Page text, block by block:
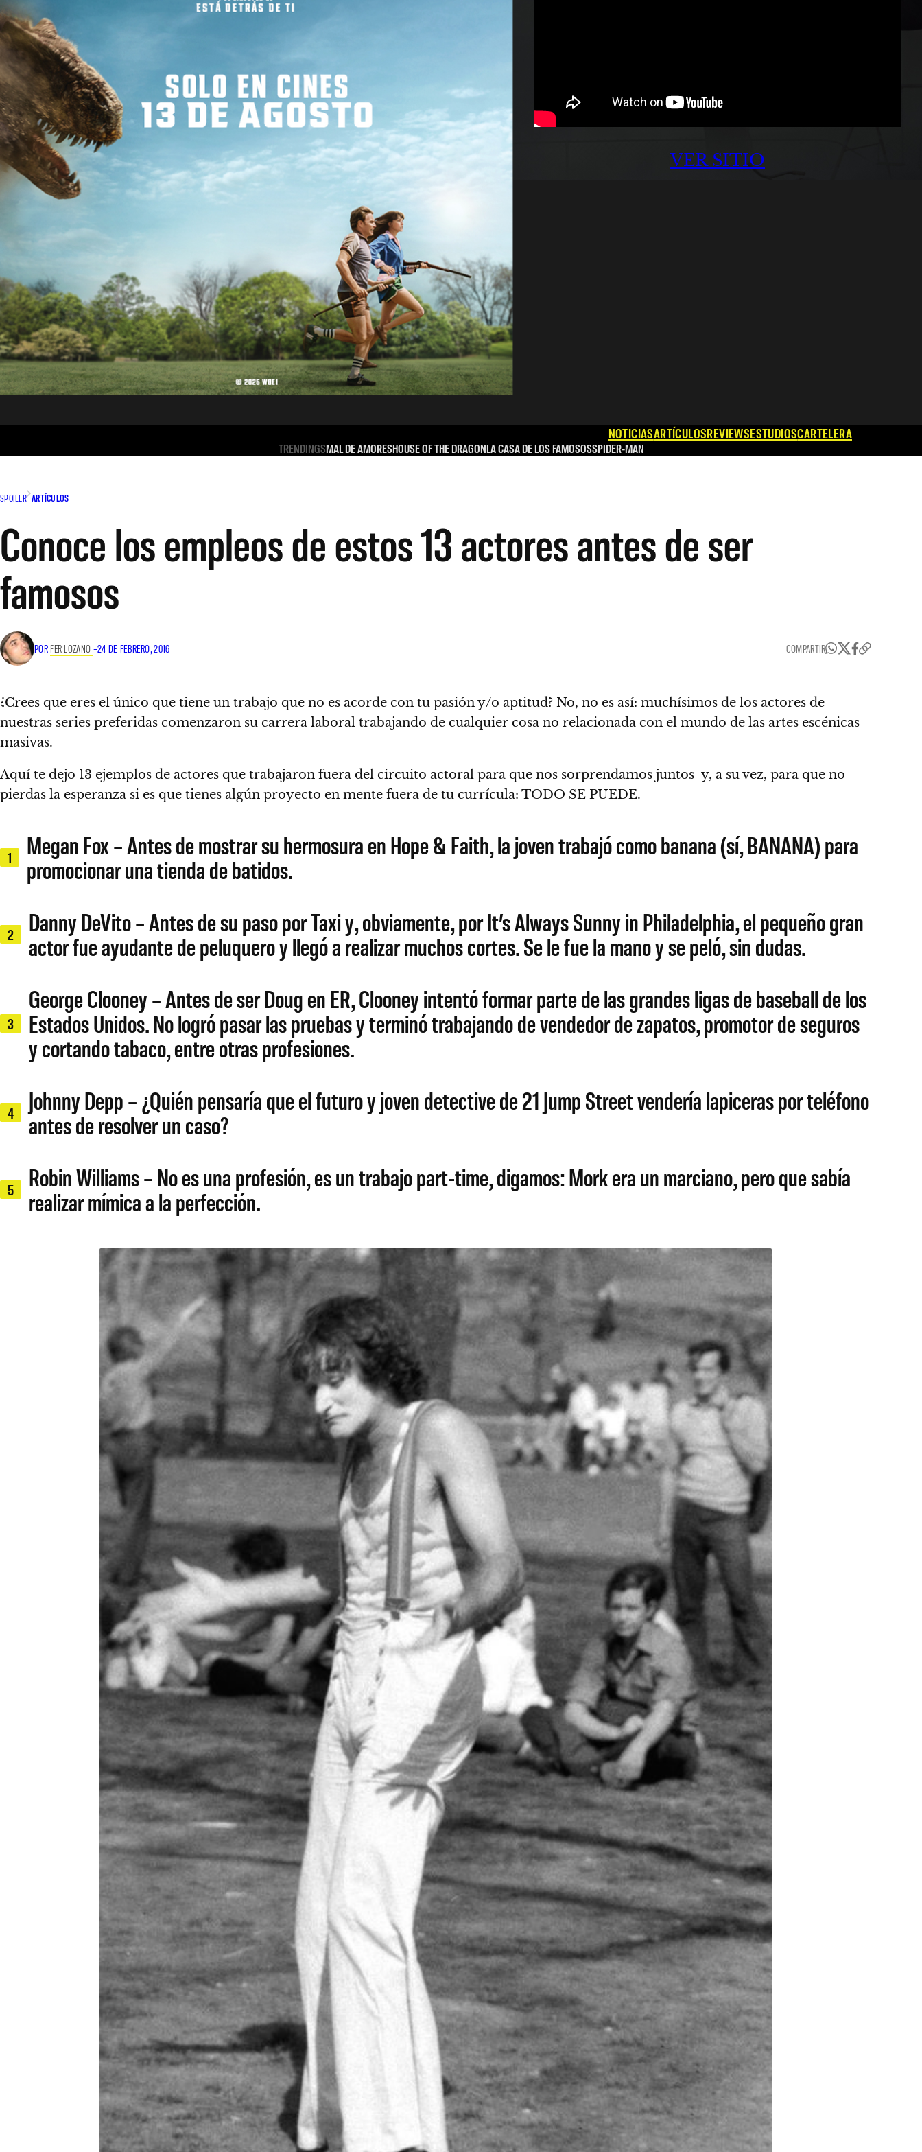
VER SITIO
NOTICIASARTÍCULOSREVIEWSESTUDIOSCARTELERA
TRENDINGSMAL DE AMORESHOUSE OF THE DRAGONLA CASA DE LOS FAMOSOSSPIDER-MAN
SPOILER ARTÍCULOS
Conoce los empleos de estos 13 actores antes de ser
famosos
POR FER LOZANO –24 DE FEBRERO, 2016 COMPARTIR
¿Crees que eres el único que tiene un trabajo que no es acorde con tu pasión y/o aptitud? No, no es así: muchísimos de los actores de
nuestras series preferidas comenzaron su carrera laboral trabajando de cualquier cosa no relacionada con el mundo de las artes escénicas
masivas.
Aquí te dejo 13 ejemplos de actores que trabajaron fuera del circuito actoral para que nos sorprendamos juntos y, a su vez, para que no
pierdas la esperanza si es que tienes algún proyecto en mente fuera de tu currícula: TODO SE PUEDE.
1
Megan Fox – Antes de mostrar su hermosura en Hope & Faith, la joven trabajó como banana (sí, BANANA) para
promocionar una tienda de batidos.
2
Danny DeVito – Antes de su paso por Taxi y, obviamente, por It’s Always Sunny in Philadelphia, el pequeño gran
actor fue ayudante de peluquero y llegó a realizar muchos cortes. Se le fue la mano y se peló, sin dudas.
3
George Clooney – Antes de ser Doug en ER, Clooney intentó formar parte de las grandes ligas de baseball de los
Estados Unidos. No logró pasar las pruebas y terminó trabajando de vendedor de zapatos, promotor de seguros
y cortando tabaco, entre otras profesiones.
4
Johnny Depp – ¿Quién pensaría que el futuro y joven detective de 21 Jump Street vendería lapiceras por teléfono
antes de resolver un caso?
5
Robin Williams – No es una profesión, es un trabajo part-time, digamos: Mork era un marciano, pero que sabía
realizar mímica a la perfección.